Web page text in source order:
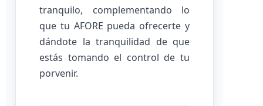
tranquilo, complementando lo
que tu AFORE pueda ofrecerte y
dándote la tranquilidad de que
estás tomando el control de tu
porvenir.